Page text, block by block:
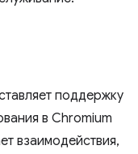
поддержку
в Chromium
взаимодействия,